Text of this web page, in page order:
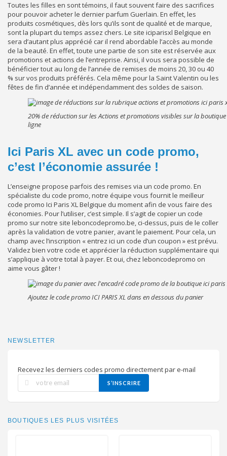
Toutes les filles en sont témoins, il faut souvent faire des sacrifices
pour pouvoir acheter le dernier parfum Guerlain. En effet, les
produits cosmétiques, dès lors qu’ils sont de qualité et de marque,
sont la plupart du temps assez chers. Le site iciparisxl Belgique en
sera d’autant plus apprécié car il rend abordable l’accès au monde
de la beauté. En effet, toute une partie de son site est réservée aux
promotions et actions de l’entreprise. Ainsi, il vous sera possible de
bénéficier tout au long de l’année de remises de moins 20, 30 ou 40
% sur vos produits préférés. Cela même pour la Saint Valentin ou les
fêtes de fin d’année et indépendamment des soldes de saison.
20% de réduction sur les Actions et promotions visibles sur la boutique
ligne
Ici Paris XL avec un code promo,
c’est l’économie assurée !
L’enseigne propose parfois des remises via un code promo. En
spécialiste du code promo, notre équipe vous fournit le meilleur
code promo Ici Paris XL Belgique du moment afin de vous faire des
économies. Pour l’utiliser, c’est simple. Il s’agit de copier un code
promo sur notre site leboncodepromo.be, ci-dessus, puis de le coller
après la validation de votre panier, avant le paiement. Pour cela, un
champ avec l’inscription « entrez ici un code d’un coupon » est prévu.
Validez bien votre code et apprécier la réduction supplémentaire qui
s’applique à votre total à payer. Et oui, chez leboncodepromo on
aime vous gâter !
Ajoutez le code promo ICI PARIS XL dans en dessous du panier
NEWSLETTER
Recevez les derniers codes promo directement par e-mail
S’INSCRIRE
BOUTIQUES LES PLUS VISITÉES